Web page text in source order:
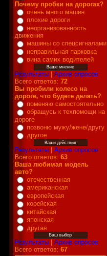
Почему пробки на дорогах?
очень много машин
плохие дороги
неорганизованность
движения
машины со спецсигналами
неправильная парковка
вина самих водителей
Результаты| Архив опросов
Всего ответов: 72
Вы пробили колесо на
дороге, что будете делать?
поменяю самостоятельно
обращусь к техпомощи на
дороге
позвоню мужу/жене/другу
другое
Результаты| Архив опросов
Всего ответов: 63
Ваша любимая модель
авто?
отечественная
американская
европейская
корейская
китайская
японская
другая
Результаты| Архив опросов
Всего ответов: 67